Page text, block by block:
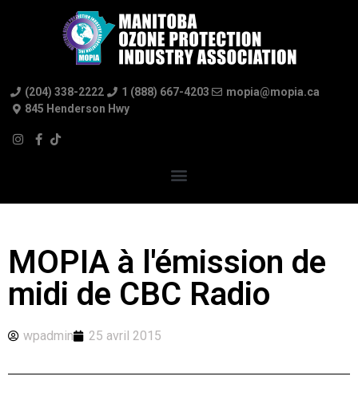
(204) 338-2222 1 (888) 667-4203
mopia@mopia.ca
845 Henderson Hwy
MOPIA à l'émission de
midi de CBC Radio
wpadmin 25 avril 2015